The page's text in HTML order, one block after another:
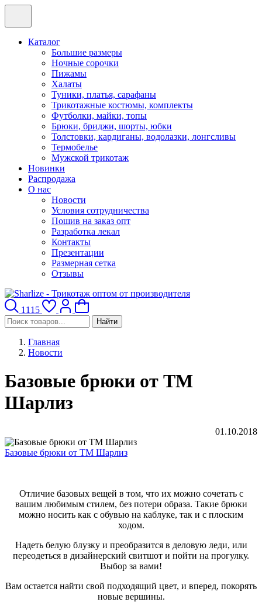
Каталог
Большие размеры
Ночные сорочки
Пижамы
Халаты
Туники, платья, сарафаны
Трикотажные костюмы, комплекты
Футболки, майки, топы
Брюки, бриджи, шорты, юбки
Толстовки, кардиганы, водолазки, лонгсливы
Термобелье
Мужской трикотаж
Новинки
Распродажа
О нас
Новости
Условия сотрудничества
Пошив на заказ опт
Разработка лекал
Контакты
Презентации
Размерная сетка
Отзывы
1115
Найти
Главная
Новости
Базовые брюки от ТМ
Шарлиз
01.10.2018
Базовые брюки от ТМ Шарлиз
Отличие базовых вещей в том, что их можно сочетать с
вашим любимым стилем, без потери образа. Такие брюки
можно носить как с обувью на каблуке, так и с плоским
ходом.
Надеть белую блузку и преобразится в деловую леди, или
переодеться в дизайнерский свитшот и пойти на прогулку.
Выбор за вами!
Вам остается найти свой подходящий цвет, и вперед, покорять
новые вершины.